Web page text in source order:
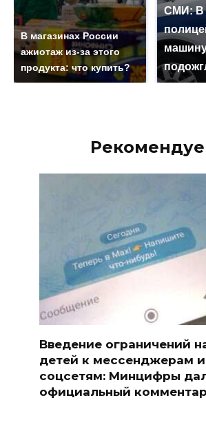
В магазинах России
ажиотаж из-за этого
продукта: что купить?
СМИ: В
Введение ограничений
детей к мессенджерам и
соцсетям: Минцифры
официальный